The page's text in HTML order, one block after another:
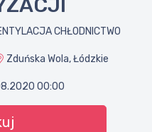
CHŁODNICTWO
Zduńska Wola, Łódzkie
00:00